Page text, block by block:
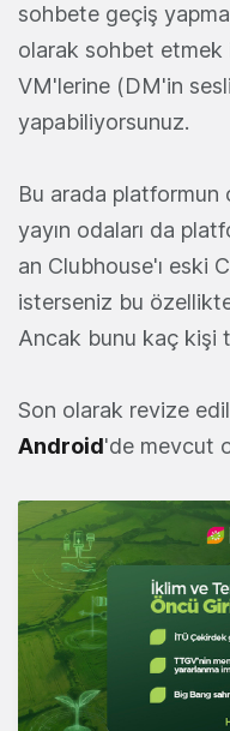
sohbete geçiş
olarak sohbet etmek
VM'lerine (DM'in
yapabiliyorsunuz.
Bu arada platformun
yayın odaları da
an Clubhouse'ı eski
isterseniz bu
Ancak bunu kaç kişi
Son olarak revize
Android'de mevcut